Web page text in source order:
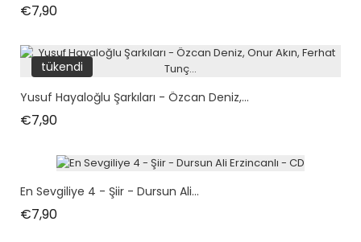
€7,90Fiyat
tükendi
Yusuf Hayaloğlu Şarkıları - Özcan Deniz,...
€7,90Fiyat
En Sevgiliye 4 - Şiir - Dursun Ali...
€7,90Fiyat